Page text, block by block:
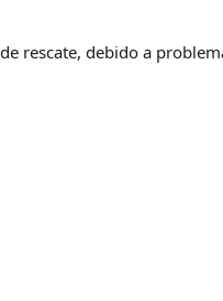
rescate, debido a